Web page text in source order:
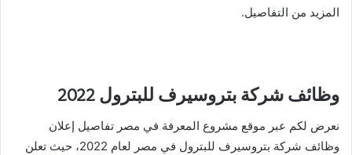
المزيد من التفاصيل.
وظائف شركة بتروسيرف للبترول 2022
نعرض لكم عبر موقع مشروع المعرفة في مصر تفاصيل إعلان
وظائف شركة بتروسيرف للبترول في مصر لعام 2022، حيث تعلن